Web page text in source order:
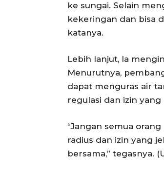
ke sungai. Selain
kekeringan dan bisa
katanya.
Lebih lanjut, Ia
Menurutnya,
dapat menguras air
regulasi dan izin
“Jangan semua
radius dan izin yang
bersama,” tegasnya.